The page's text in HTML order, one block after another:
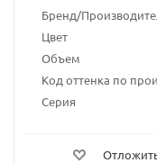
Бренд/
Цвет
Объем
Код оттенка по
Серия